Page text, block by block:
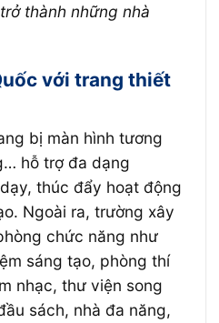
thành những nhà
với trang thiết
bị màn hình tương
hỗ trợ đa dạng
thúc đẩy hoạt động
Ngoài ra, trường xây
chức năng như
sáng tạo, phòng thí
nhạc, thư viện song
sách, nhà đa năng,